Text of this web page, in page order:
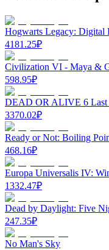
Hogwarts Legacy: Digital
4181.25₽
Civilization VI - Maya &
598.95₽
DEAD OR ALIVE 6 Last
3370.02₽
Ready or Not: Boiling
468.16₽
Europa Universalis IV:
1332.47₽
Dead by Daylight: Five
247.35₽
No Man's Sky